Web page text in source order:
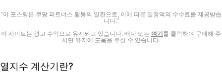
"이 포스팅은 쿠팡 파트너스 활동의 일환으로, 이에 따른 일정액의 수수료를 제공받습
니다."
이 사이트는 광고 수익으로 유지되고 있습니다. 배너 또는 여기를 클릭하여 구매해 주
시면 유지에 도움을 주실 수 있습니다.
열지수 계산기란?